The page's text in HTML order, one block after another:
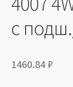
с
1460.84₽